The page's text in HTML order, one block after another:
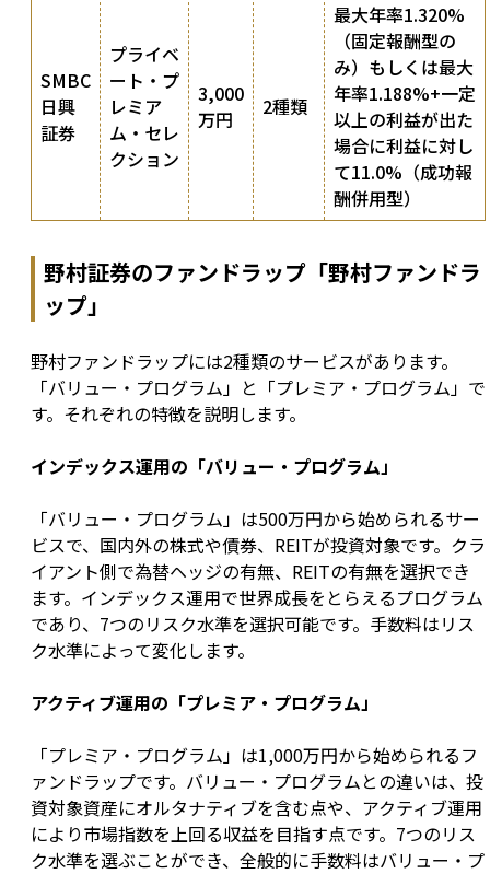
SMBC
日興
証券
プライベ
ート・プ
レミア
ム・セレ
クション
3,000
万円
2種類
最大年率1.320%
（固定報酬型の
み）もしくは最大
年率1.188%+一定
以上の利益が出た
場合に利益に対し
て11.0%（成功報
酬併用型）
野村証券のファンドラップ「野村ファンドラ
ップ」
野村ファンドラップには2種類のサービスがあります。
「バリュー・プログラム」と「プレミア・プログラム」で
す。それぞれの特徴を説明します。
インデックス運用の「バリュー・プログラム」
「バリュー・プログラム」は500万円から始められるサー
ビスで、国内外の株式や債券、REITが投資対象です。クラ
イアント側で為替ヘッジの有無、REITの有無を選択でき
ます。インデックス運用で世界成長をとらえるプログラム
であり、7つのリスク水準を選択可能です。手数料はリス
ク水準によって変化します。
アクティブ運用の「プレミア・プログラム」
「プレミア・プログラム」は1,000万円から始められるフ
ァンドラップです。バリュー・プログラムとの違いは、投
資対象資産にオルタナティブを含む点や、アクティブ運用
により市場指数を上回る収益を目指す点です。7つのリス
ク水準を選ぶことができ、全般的に手数料はバリュー・プ